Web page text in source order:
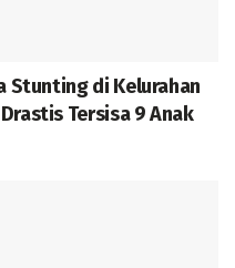
Stunting di Kelurahan
Tersisa 9 Anak